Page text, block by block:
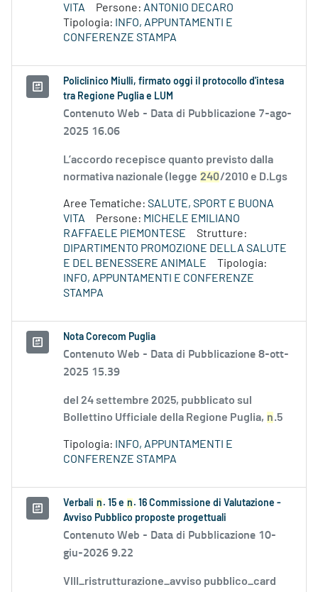
VITA
Persone: ANTONIO DECARO
Tipologia:
INFO, APPUNTAMENTI E
CONFERENZE STAMPA
Policlinico Miulli, firmato oggi il protocollo d'intesa
tra Regione Puglia e LUM
Contenuto Web - Data di Pubblicazione 7-ago-
2025 16.06
L’accordo recepisce quanto previsto dalla
normativa nazionale (legge 240/2010 e D.Lgs
Aree Tematiche: SALUTE, SPORT E BUONA
VITA
Persone: MICHELE EMILIANO
RAFFAELE PIEMONTESE
Strutture:
DIPARTIMENTO PROMOZIONE DELLA SALUTE
E DEL BENESSERE ANIMALE
Tipologia:
INFO, APPUNTAMENTI E CONFERENZE
STAMPA
Nota Corecom Puglia
Contenuto Web - Data di Pubblicazione 8-ott-
2025 15.39
del 24 settembre 2025, pubblicato sul
Bollettino Ufficiale della Regione Puglia, n.5
Tipologia:
INFO, APPUNTAMENTI E
CONFERENZE STAMPA
Verbali n . 15 e n . 16 Commissione di Valutazione -
Avviso Pubblico proposte progettuali
Contenuto Web - Data di Pubblicazione 10-
giu-2026 9.22
VIII_ristrutturazione_avviso pubblico_card